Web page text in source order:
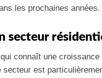
les prochaines années.
secteur
connaît une
secteur est